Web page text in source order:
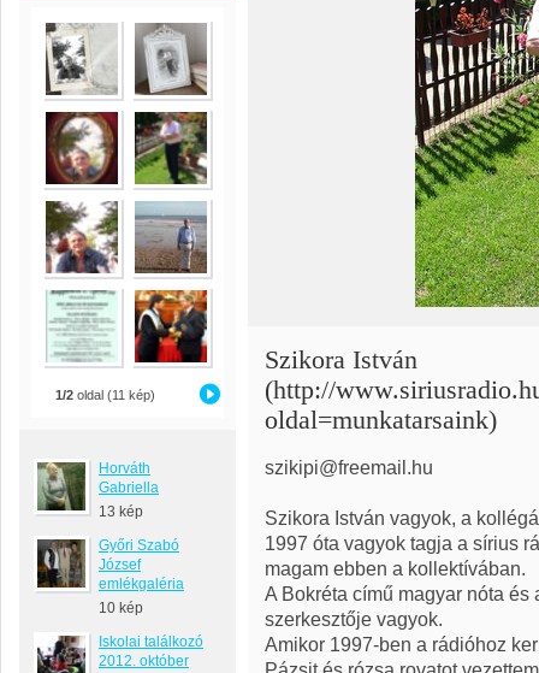
1/2oldal (11 kép)
Horváth
Gabriella
13 kép
Győri Szabó
József
emlékgaléria
10 kép
Iskolai találkozó
2012. október
Szikora István
(http://
oldal=munkatarsaink)
szikipi@freemail.hu
Szikora István vagyok, a
1997 óta vagyok tagja a sírius
magam ebben a kollektívában.
A Bokréta című magyar nóta
szerkesztője vagyok.
Amikor 1997-ben a rádióhoz